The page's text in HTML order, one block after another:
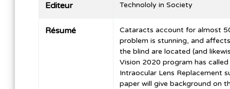
Editeur Technololy in Society
Résumé
Cataracts account for almost
problem is stunning, and
the blind are located (and
Vision 2020 program has
Intraocular Lens Replacement
paper will give background on